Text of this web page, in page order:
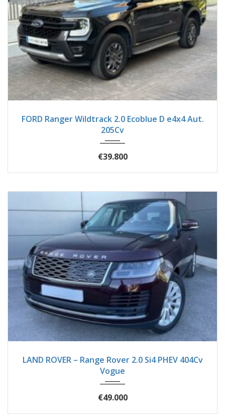
FORD Ranger Wildtrack 2.0 Ecoblue D e4x4 Aut.
205Cv
€39.800
LAND ROVER – Range Rover 2.0 Si4 PHEV 404Cv
Vogue
€49.000